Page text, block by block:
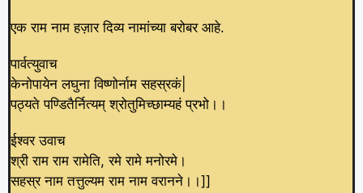
एक राम नाम हज़ार दिव्य नामांच्या बरोबर आहे.
पार्वत्युवाच
केनोपायेन लघुना विष्णोर्नाम सहस्रकं|
पठ्यते पण्डितैर्नित्यम् श्रोतुमिच्छाम्यहं प्रभो।।
ईश्वर उवाच
श्री राम राम रामेति, रमे रामे मनोरमे।
सहस्र नाम तत्तुल्यम राम नाम वरानने।।]]